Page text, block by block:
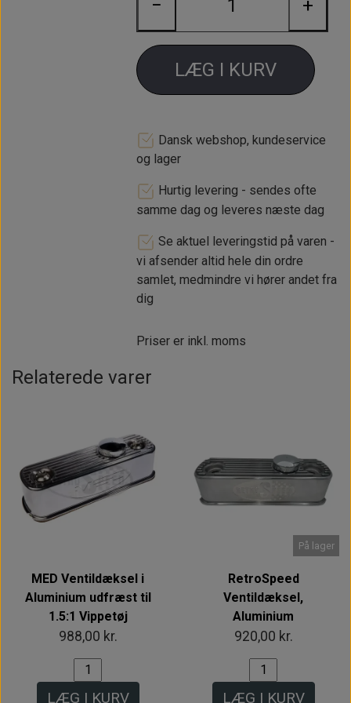
− +
LÆG I KURV
Dansk webshop, kundeservice
og lager
Hurtig levering - sendes ofte
samme dag og leveres næste dag
Se aktuel leveringstid på varen -
vi afsender altid hele din ordre
samlet, medmindre vi hører andet fra
dig
Priser er inkl. moms
Relaterede varer
MED Ventildæksel i
Aluminium udfræst til
1.5:1 Vippetøj
988,00 kr.
LÆG I KURV
På lager
RetroSpeed
Ventildæksel,
Aluminium
920,00 kr.
LÆG I KURV